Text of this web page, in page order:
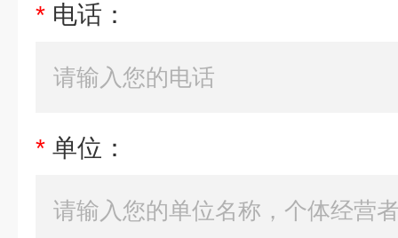
* 电话：
* 单位：